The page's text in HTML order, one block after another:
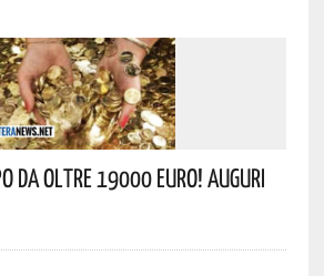
Da Oltre 19000 Euro! Auguri